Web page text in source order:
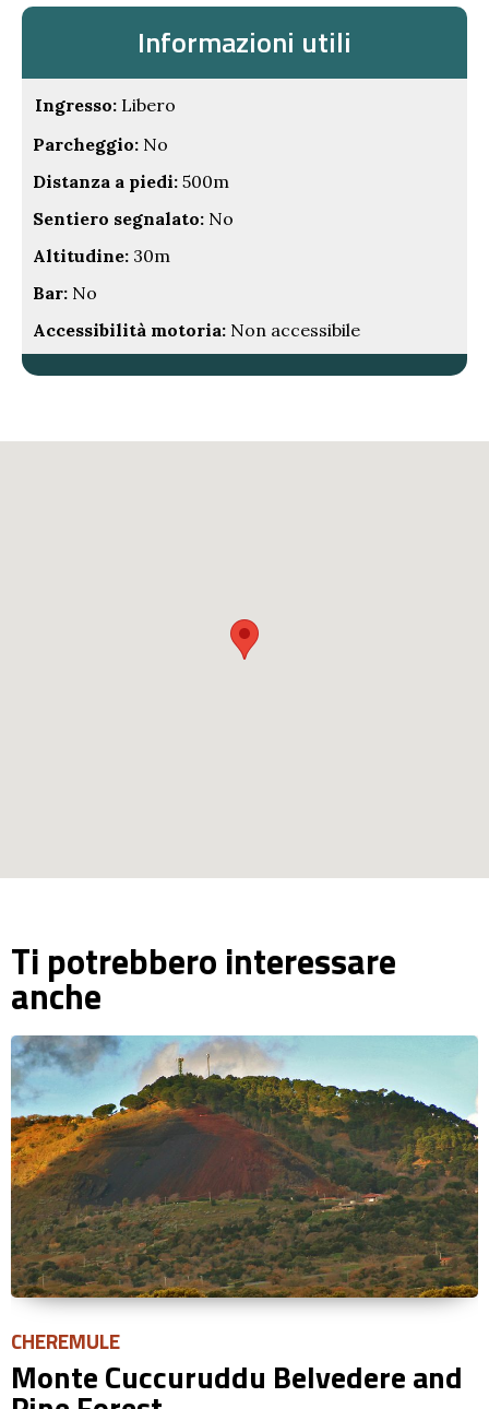
Informazioni utili
Ingresso: Libero
Parcheggio: No
Distanza a piedi: 500m
Sentiero segnalato: No
Altitudine: 30m
Bar: No
Accessibilità motoria: Non accessibile
Ti potrebbero interessare
anche
CHEREMULE
Monte Cuccuruddu Belvedere and